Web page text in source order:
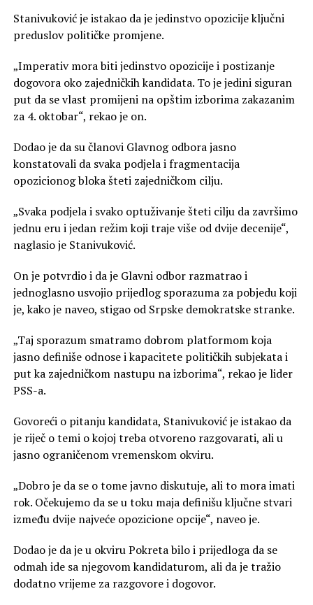
Stanivuković je istakao da je jedinstvo opozicije ključni
preduslov političke promjene.
„Imperativ mora biti jedinstvo opozicije i postizanje
dogovora oko zajedničkih kandidata. To je jedini siguran
put da se vlast promijeni na opštim izborima zakazanim
za 4. oktobar“, rekao je on.
Dodao je da su članovi Glavnog odbora jasno
konstatovali da svaka podjela i fragmentacija
opozicionog bloka šteti zajedničkom cilju.
„Svaka podjela i svako optuživanje šteti cilju da završimo
jednu eru i jedan režim koji traje više od dvije decenije“,
naglasio je Stanivuković.
On je potvrdio i da je Glavni odbor razmatrao i
jednoglasno usvojio prijedlog sporazuma za pobjedu koji
je, kako je naveo, stigao od Srpske demokratske stranke.
„Taj sporazum smatramo dobrom platformom koja
jasno definiše odnose i kapacitete političkih subjekata i
put ka zajedničkom nastupu na izborima“, rekao je lider
PSS-a.
Govoreći o pitanju kandidata, Stanivuković je istakao da
je riječ o temi o kojoj treba otvoreno razgovarati, ali u
jasno ograničenom vremenskom okviru.
„Dobro je da se o tome javno diskutuje, ali to mora imati
rok. Očekujemo da se u toku maja definišu ključne stvari
između dvije najveće opozicione opcije“, naveo je.
Dodao je da je u okviru Pokreta bilo i prijedloga da se
odmah ide sa njegovom kandidaturom, ali da je tražio
dodatno vrijeme za razgovore i dogovor.